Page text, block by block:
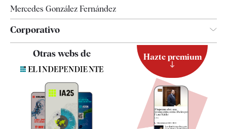
Mercedes González Fernández
Corporativo
Quiénes somos
Especificaciones
Otras webs de Hazte premium